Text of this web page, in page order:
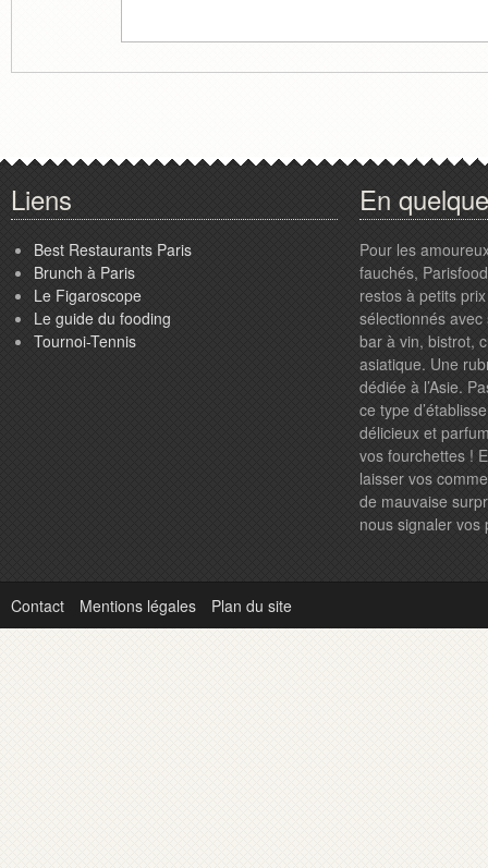
Liens
Best Restaurants Paris
Brunch à Paris
Le Figaroscope
Le guide du fooding
Tournoi-Tennis
En
Pour les
fauchés,
restos à petits
sélectionnés
bar à vin, bistrot,
asiatique. Une
dédiée à l’Asie.
ce type
délicieux et
vos fourchettes !
laisser vos
de mauvaise
nous signaler
Contact Mentions légales Plan du site